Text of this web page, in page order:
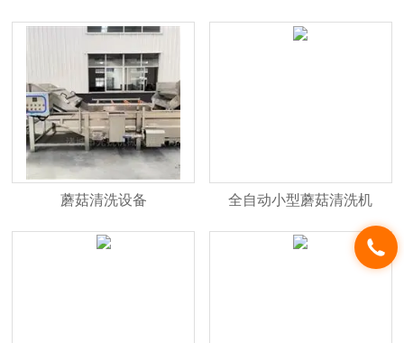
机
蘑菇清洗设备 全自动小型蘑菇清洗机